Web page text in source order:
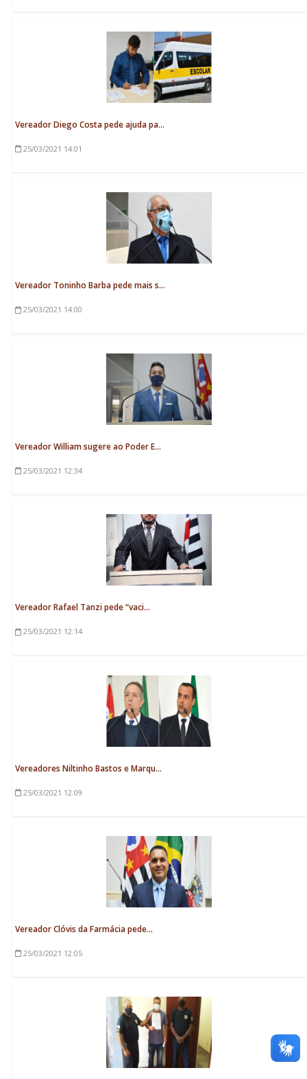
Vereador Diego Costa pede ajuda pa...
25/03/2021 14:01
Vereador Toninho Barba pede mais s...
25/03/2021 14:00
Vereador William sugere ao Poder E...
25/03/2021 12:34
Vereador Rafael Tanzi pede “vaci...
25/03/2021 12:14
Vereadores Niltinho Bastos e Marqu...
25/03/2021 12:09
Vereador Clóvis da Farmácia pede...
25/03/2021 12:05